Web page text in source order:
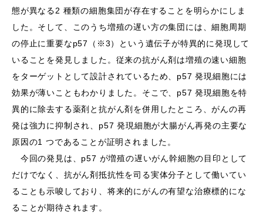
態が異なる2 種類の細胞集団が存在することを明らかにしま
した。そして、このうち増殖の遅い⽅の集団には、細胞周期
の停⽌に重要なp57（※3）という遺伝⼦が特異的に発現して
いることを発⾒しました。従来の抗がん剤は増殖の速い細胞
をターゲットとして設計されているため、p57 発現細胞には
効果が薄いこともわかりました。そこで、p57 発現細胞を特
異的に除去する薬剤と抗がん剤を併⽤したところ、がんの再
発は強⼒に抑制され、p57 発現細胞が⼤腸がん再発の主要な
原因の1 つであることが証明されました。
今回の発⾒は、p57 が増殖の遅いがん幹細胞の⽬印として
だけでなく、抗がん剤抵抗性を司る実体分⼦として働いてい
ることも⽰唆しており、将来的にがんの有望な治療標的にな
ることが期待されます。